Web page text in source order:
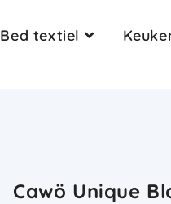
Bed textiel
Cawö Unique